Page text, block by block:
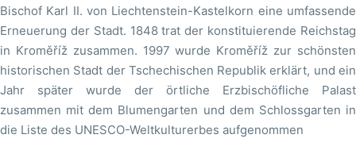
Bischof Karl II. von Liechtenstein-Kastelkorn eine umfassende
Erneuerung der Stadt. 1848 trat der konstituierende Reichstag
in Kroměříž zusammen. 1997 wurde Kroměříž zur schönsten
historischen Stadt der Tschechischen Republik erklärt, und ein
Jahr später wurde der örtliche Erzbischöfliche Palast
zusammen mit dem Blumengarten und dem Schlossgarten in
die Liste des UNESCO-Weltkulturerbes aufgenommen